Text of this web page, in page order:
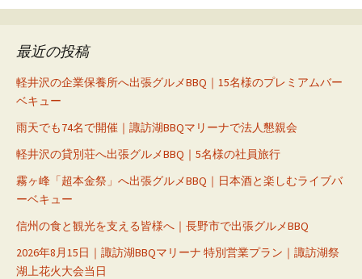
ナ
ゲ
ー
シ
ョ
ン
最近の投稿
軽井沢の企業保養所へ出張グルメBBQ｜15名様のプレミアムバー
ベキュー
雨天でも74名で開催｜諏訪湖BBQマリーナで法人懇親会
軽井沢の貸別荘へ出張グルメBBQ｜5名様の社員旅行
霧ヶ峰「超本金祭」へ出張グルメBBQ｜日本酒と楽しむライブバ
ーベキュー
信州の食と観光を支える皆様へ｜長野市で出張グルメBBQ
2026年8月15日｜諏訪湖BBQマリーナ 特別営業プラン｜諏訪湖祭
湖上花火大会当日